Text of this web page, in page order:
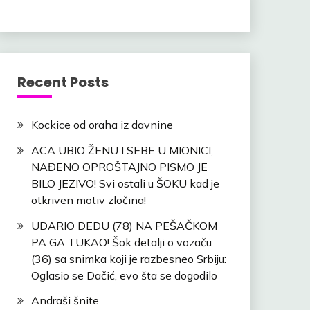
Recent Posts
Kockice od oraha iz davnine
ACA UBIO ŽENU I SEBE U MIONICI,
NAĐENO OPROŠTAJNO PISMO JE
BILO JEZIVO! Svi ostali u ŠOKU kad je
otkriven motiv zločina!
UDARIO DEDU (78) NA PEŠAČKOM
PA GA TUKAO! Šok detalji o vozaču
(36) sa snimka koji je razbesneo Srbiju:
Oglasio se Dačić, evo šta se dogodilo
Andraši šnite